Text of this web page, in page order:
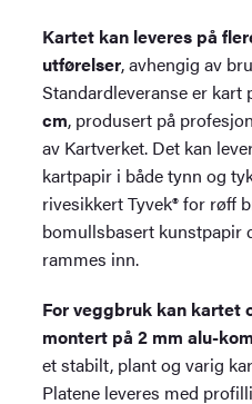
Kartet kan leveres på
utførelser, avhengig av
Standardleveranse er
cm, produsert på
av Kartverket. Det kan
kartpapir i både tynn og
rivesikkert Tyvek® for røff
bomullsbasert kunstpapir
rammes inn.
For veggbruk kan kartet
montert på 2 mm alu-
et stabilt, plant og varig
Platene leveres med